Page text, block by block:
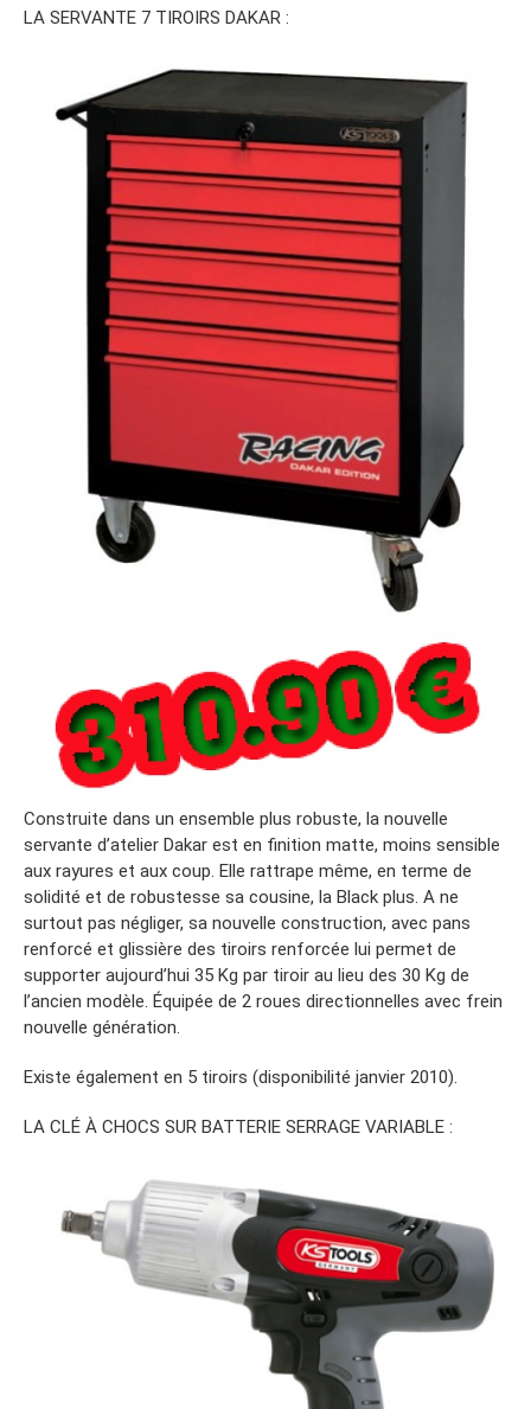
LA SERVANTE 7 TIROIRS DAKAR :
Construite dans un ensemble plus robuste, la nouvelle
servante d’atelier Dakar est en finition matte, moins sensible
aux rayures et aux coup. Elle rattrape même, en terme de
solidité et de robustesse sa cousine, la Black plus. A ne
surtout pas négliger, sa nouvelle construction, avec pans
renforcé et glissière des tiroirs renforcée lui permet de
supporter aujourd’hui 35 Kg par tiroir au lieu des 30 Kg de
l’ancien modèle. Équipée de 2 roues directionnelles avec frein
nouvelle génération.
Existe également en 5 tiroirs (disponibilité janvier 2010).
LA CLÉ À CHOCS SUR BATTERIE SERRAGE VARIABLE :